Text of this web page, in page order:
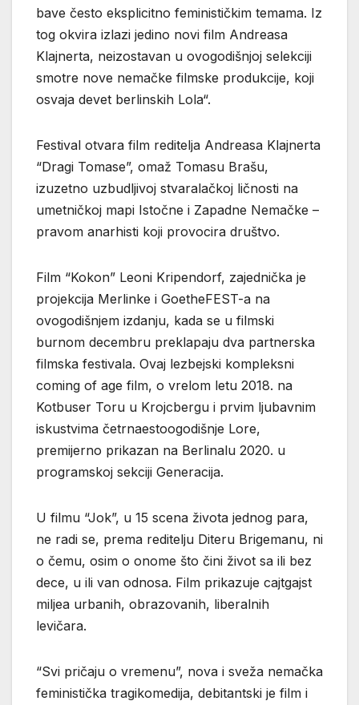
bave često eksplicitno feminističkim temama. Iz
tog okvira izlazi jedino novi film Andreasa
Klajnerta, neizostavan u ovogodišnjoj selekciji
smotre nove nemačke filmske produkcije, koji
osvaja devet berlinskih Lola“.
Festival otvara film reditelja Andreasa Klajnerta
“Dragi Tomase”, omaž Tomasu Brašu,
izuzetno uzbudljivoj stvaralačkoj ličnosti na
umetničkoj mapi Istočne i Zapadne Nemačke –
pravom anarhisti koji provocira društvo.
Film “Kokon” Leoni Kripendorf, zajednička je
projekcija Merlinke i GoetheFEST-a na
ovogodišnjem izdanju, kada se u filmski
burnom decembru preklapaju dva partnerska
filmska festivala. Ovaj lezbejski kompleksni
coming of age film, o vrelom letu 2018. na
Kotbuser Toru u Krojcbergu i prvim ljubavnim
iskustvima četrnaestoogodišnje Lore,
premijerno prikazan na Berlinalu 2020. u
programskoj sekciji Generacija.
U filmu “Jok”, u 15 scena života jednog para,
ne radi se, prema reditelju Diteru Brigemanu, ni
o čemu, osim o onome što čini život sa ili bez
dece, u ili van odnosa. Film prikazuje cajtgajst
miljea urbanih, obrazovanih, liberalnih
levičara.
“Svi pričaju o vremenu”, nova i sveža nemačka
feministička tragikomedija, debitantski je film i